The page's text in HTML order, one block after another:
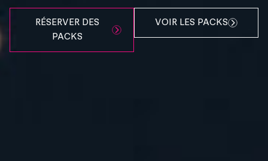
RÉSERVER DES
PACKS
VOIR LES PACKS